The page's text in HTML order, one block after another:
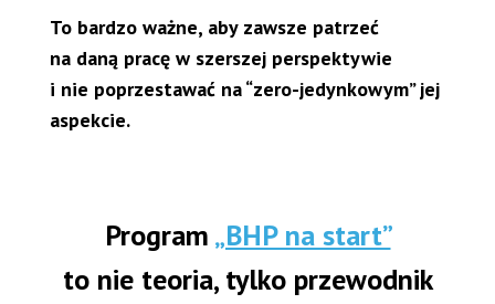
To bardzo ważne, aby zawsze patrzeć
na daną pracę w szerszej perspektywie
i nie poprzestawać na “zero-jedynkowym” jej
aspekcie.
Program „BHP na start”
to nie teoria, tylko przewodnik